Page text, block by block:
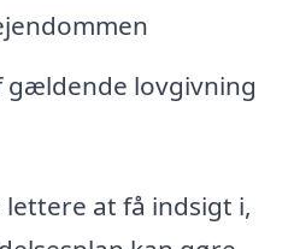
gældende lovgivning
at få indsigt i,